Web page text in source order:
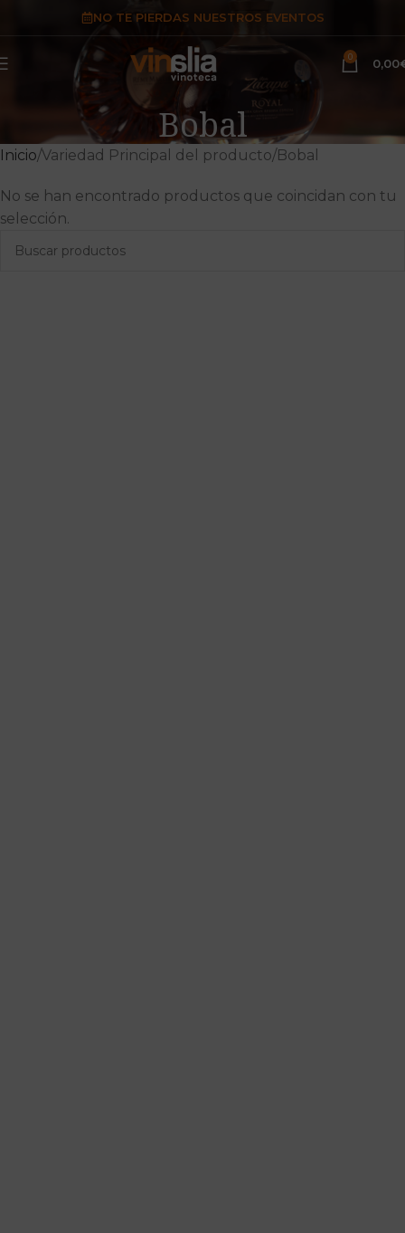
NO TE PIERDAS NUESTROS EVENTOS
0 0,00
Bobal
Inicio Variedad Principal del producto Bobal
No se han encontrado productos que coincidan con tu
selección.